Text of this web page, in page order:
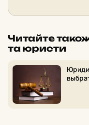
Читайте
та юристи